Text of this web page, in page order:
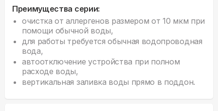
Преимущества серии:
очистка от аллергенов размером от 10 мкм при
помощи обычной воды,
для работы требуется обычная водопроводная
вода,
автоотключение устройства при полном
расходе воды,
вертикальная заливка воды прямо в поддон.